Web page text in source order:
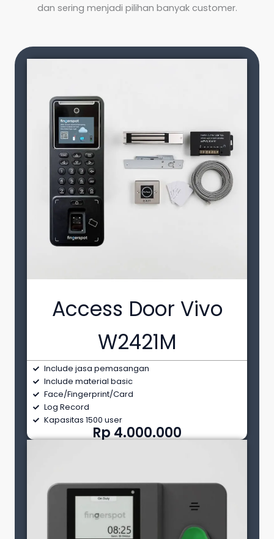
dan sering menjadi pilihan banyak customer.
Access Door Vivo
W2421M
Include jasa pemasangan
Include material basic
Face/Fingerprint/Card
Log Record
Kapasitas 1500 user
Rp 4.000.000